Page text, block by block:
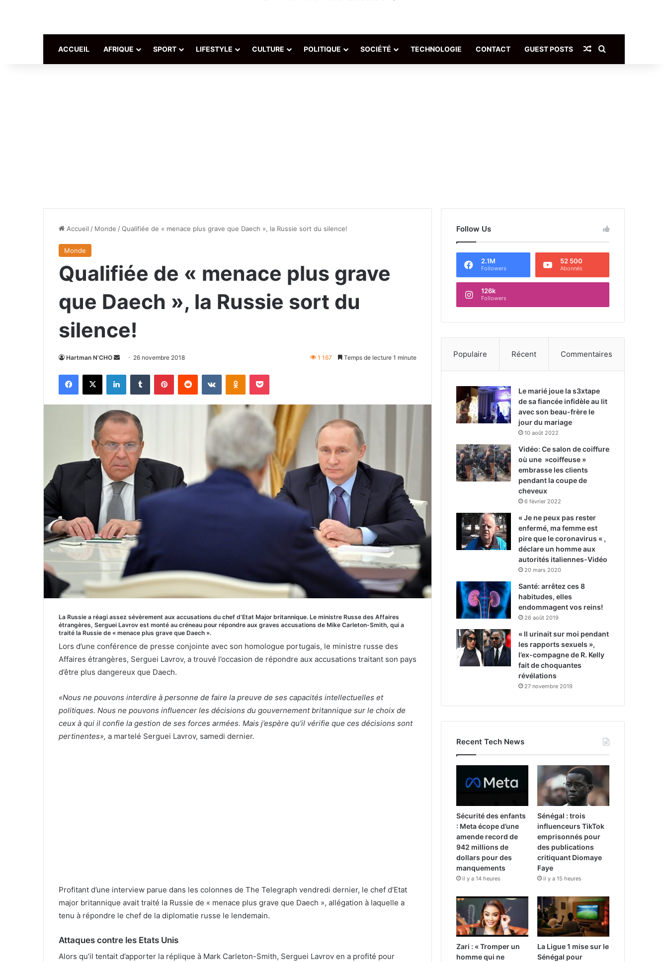
ACCUEIL AFRIQUE SPORT LIFESTYLE CULTURE POLITIQUE SOCIÉTÉ TECHNOLOGIE CONTACT GUEST POSTS Article Aléatoire
Accueil / Monde /Qualifiée de « menace plus grave que Daech », la Russie sort du silence!
Monde
Qualifiée de « menace plus grave
que Daech », la Russie sort du
silence!
Hartman N'CHO
Envoyer
courriel
26 novembre 2018 1 167 Temps de lecture 1 minute
Facebook
X LinkedinTumblr PinterestReddit VKontakteOdnoklassniki
Pocket
La Russie a réagi assez sévèrement aux accusations du chef d’Etat Major britannique. Le ministre Russe des Affaires
étrangères, Serguei Lavrov est monté au créneau pour répondre aux graves accusations de Mike Carleton-Smith, qui a
traité la Russie de « menace plus grave que Daech ».
Lors d’une conférence de presse conjointe avec son homologue portugais, le ministre russe des
Affaires étrangères, Serguei Lavrov, a trouvé l’occasion de répondre aux accusations traitant son pays
d’être plus dangereux que Daech.
«Nous ne pouvons interdire à personne de faire la preuve de ses capacités intellectuelles et
politiques. Nous ne pouvons influencer les décisions du gouvernement britannique sur le choix de
ceux à qui il confie la gestion de ses forces armées. Mais j’espère qu’il vérifie que ces décisions sont
pertinentes», a martelé Serguei Lavrov, samedi dernier.
Profitant d’une interview parue dans les colonnes de The Telegraph vendredi dernier, le chef d’Etat
major britannique avait traité la Russie de « menace plus grave que Daech », allégation à laquelle a
tenu à répondre le chef de la diplomatie russe le lendemain.
Attaques contre les Etats Unis
Alors qu’il tentait d’apporter la réplique à Mark Carleton-Smith, Serguei Lavrov en a profité pour
Follow Us
2.1M
Followers
52 500
Abonnés
126k
Followers
Populaire Récent Commentaires
Le marié joue la s3xtape
de sa fiancée infidèle au lit
avec son beau-frère le
jour du mariage
10 août 2022
Vidéo: Ce salon de coiffure
où une »coiffeuse »
embrasse les clients
pendant la coupe de
cheveux
6 février 2022
« Je ne peux pas rester
enfermé, ma femme est
pire que le coronavirus « ,
déclare un homme aux
autorités italiennes-Vidéo
20 mars 2020
Santé: arrêtez ces 8
habitudes, elles
endommagent vos reins!
26 août 2019
« Il urinait sur moi pendant
les rapports sexuels »,
l’ex-compagne de R. Kelly
fait de choquantes
révélations
27 novembre 2019
Recent Tech News
Sécurité des enfants
: Meta écope d’une
amende record de
942 millions de
dollars pour des
manquements
il y a 14 heures
Sénégal : trois
influenceurs TikTok
emprisonnés pour
des publications
critiquant Diomaye
Faye
il y a 15 heures
Zari : « Tromper un
homme qui ne
La Ligue 1 mise sur le
Sénégal pour